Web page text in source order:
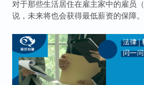
对于那些生活居住在雇主家中的雇员
说，未来将也会获得最低薪资的保障。